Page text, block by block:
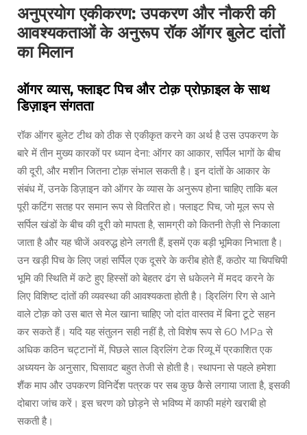
अनुप्रयोग एकीकरण: उपकरण और नौकरी की
आवश्यकताओं के अनुरूप रॉक ऑगर बुलेट दांतों
का मिलान
ऑगर व्यास, फ्लाइट पिच और टोक़ प्रोफ़ाइल के साथ
डिज़ाइन संगतता
रॉक ऑगर बुलेट टीथ को ठीक से एकीकृत करने का अर्थ है उस उपकरण के
बारे में तीन मुख्य कारकों पर ध्यान देना: ऑगर का आकार, सर्पिल भागों के बीच
की दूरी, और मशीन जितना टोक़ संभाल सकती है। इन दांतों के आकार के
संबंध में, उनके डिज़ाइन को ऑगर के व्यास के अनुरूप होना चाहिए ताकि बल
पूरी कटिंग सतह पर समान रूप से वितरित हो। फ्लाइट पिच, जो मूल रूप से
सर्पिल खंडों के बीच की दूरी को मापता है, सामग्री को कितनी तेज़ी से निकाला
जाता है और यह चीजें अवरुद्ध होने लगती हैं, इसमें एक बड़ी भूमिका निभाता है।
उन खड़ी पिच के लिए जहां सर्पिल एक दूसरे के करीब होते हैं, कठोर या चिपचिपी
भूमि की स्थिति में कटे हुए हिस्सों को बेहतर ढंग से धकेलने में मदद करने के
लिए विशिष्ट दांतों की व्यवस्था की आवश्यकता होती है। ड्रिलिंग रिग से आने
वाले टोक़ को उस बात से मेल खाना चाहिए जो दांत वास्तव में बिना टूटे सहन
कर सकते हैं। यदि यह संतुलन सही नहीं है, तो विशेष रूप से 60 MPa से
अधिक कठिन चट्टानों में, पिछले साल ड्रिलिंग टेक रिव्यू में प्रकाशित एक
अध्ययन के अनुसार, घिसावट बहुत तेजी से होती है। स्थापना से पहले हमेशा
शैंक माप और उपकरण विनिर्देश पत्रक पर सब कुछ कैसे लगाया जाता है, इसकी
दोबारा जांच करें। इस चरण को छोड़ने से भविष्य में काफी महंगे खराबी हो
सकती है।